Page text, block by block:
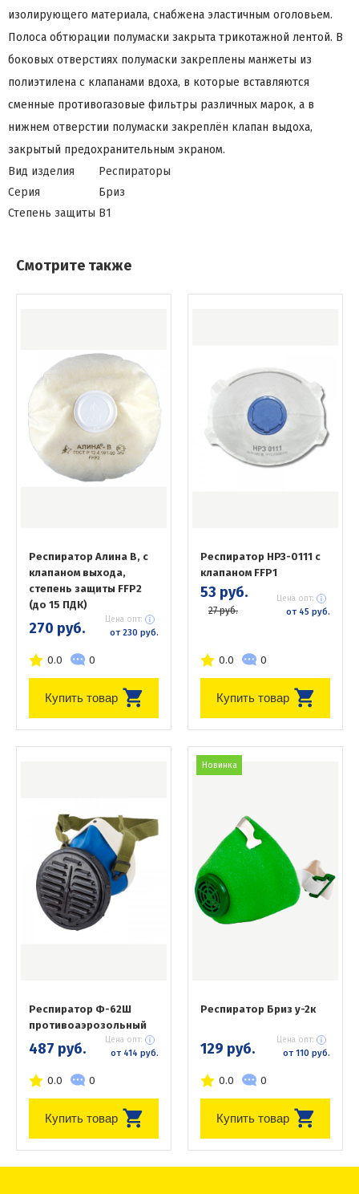
изолирующего материала, снабжена эластичным оголовьем.
Полоса обтюрации полумаски закрыта трикотажной лентой. В
боковых отверстиях полумаски закреплены манжеты из
полиэтилена с клапанами вдоха, в которые вставляются
сменные противогазовые фильтры различных марок, а в
нижнем отверстии полумаски закреплён клапан выдоха,
закрытый предохранительным экраном.
Вид изделия
Респираторы
Серия
Бриз
Степень защиты В1
Смотрите также
Респиратор Алина В, с
клапаном выхода,
степень защиты FFP2
(до 15 ПДК)
270 руб. Цена опт:
от 230 руб.
0.0 0
Купить товар
Респиратор НРЗ-0111 с
клапаном FFP1
53 руб.
27 руб.
Цена опт:
от 45 руб.
0.0 0
Купить товар
Респиратор Ф-62Ш
противоаэрозольный
487 руб. Цена опт:
от 414 руб.
0.0 0
Купить товар
Новинка
Респиратор Бриз у-2к
129 руб. Цена опт:
от 110 руб.
0.0 0
Купить товар